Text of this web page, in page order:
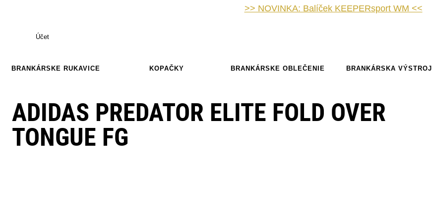
>> NOVINKA: Balíček KEEPERsport WM <<
Účet
BRANKÁRSKE RUKAVICE KOPAČKY BRANKÁRSKE OBLEČENIE BRANKÁRSKA VÝSTROJ
ADIDAS PREDATOR ELITE FOLD OVER
TONGUE FG